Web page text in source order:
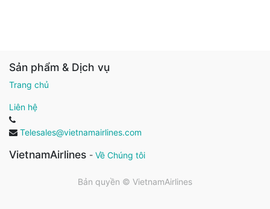
Sản phẩm & Dịch vụ
Trang chủ
Liên hệ
Telesales@vietnamairlines.com
VietnamAirlines - Về Chúng tôi
Bản quyền © VietnamAirlines